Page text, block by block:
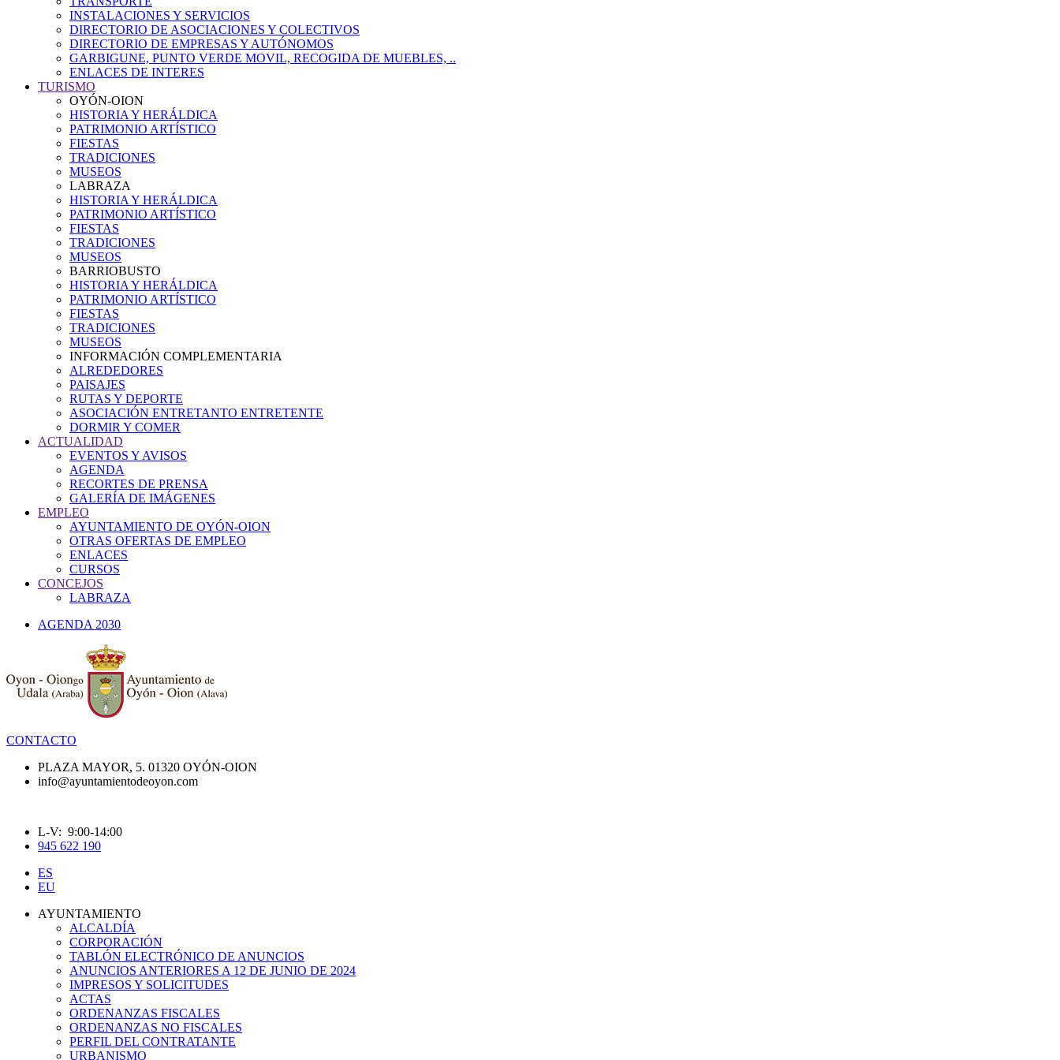
INSTALACIONES Y SERVICIOS
DIRECTORIO DE ASOCIACIONES Y COLECTIVOS
DIRECTORIO DE EMPRESAS Y AUTÓNOMOS
GARBIGUNE, PUNTO VERDE MOVIL, RECOGIDA DE MUEBLES, ..
ENLACES DE INTERES
TURISMO
OYÓN-OION
HISTORIA Y HERÁLDICA
PATRIMONIO ARTÍSTICO
FIESTAS
TRADICIONES
MUSEOS
LABRAZA
HISTORIA Y HERÁLDICA
PATRIMONIO ARTÍSTICO
FIESTAS
TRADICIONES
MUSEOS
BARRIOBUSTO
HISTORIA Y HERÁLDICA
PATRIMONIO ARTÍSTICO
FIESTAS
TRADICIONES
MUSEOS
INFORMACIÓN COMPLEMENTARIA
ALREDEDORES
PAISAJES
RUTAS Y DEPORTE
ASOCIACIÓN ENTRETANTO ENTRETENTE
DORMIR Y COMER
ACTUALIDAD
EVENTOS Y AVISOS
AGENDA
RECORTES DE PRENSA
GALERÍA DE IMÁGENES
EMPLEO
AYUNTAMIENTO DE OYÓN-OION
OTRAS OFERTAS DE EMPLEO
ENLACES
CURSOS
CONCEJOS
LABRAZA
AGENDA 2030
CONTACTO
PLAZA MAYOR, 5. 01320 OYÓN-OION
info@ayuntamientodeoyon.com
L-V: 9:00-14:00
945 622 190
ES
EU
AYUNTAMIENTO
ALCALDÍA
CORPORACIÓN
TABLÓN ELECTRÓNICO DE ANUNCIOS
ANUNCIOS ANTERIORES A 12 DE JUNIO DE 2024
IMPRESOS Y SOLICITUDES
ACTAS
ORDENANZAS FISCALES
ORDENANZAS NO FISCALES
PERFIL DEL CONTRATANTE
URBANISMO